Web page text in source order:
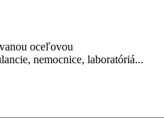
oceľovou
nemocnice, laboratóriá...